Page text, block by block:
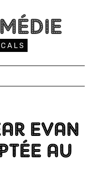
EVAN
AU